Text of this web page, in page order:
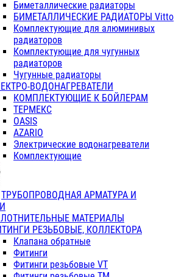
Биметаллические радиаторы
БИМЕТАЛЛИЧЕСКИЕ РАДИАТОРЫ Vitto
Комплектующие для алюминивых
радиаторов
Комплектующие для чугунных
радиаторов
Чугунные радиаторы
ВОДОНАГРЕВАТЕЛИ
КОМПЛЕКТУЮЩИЕ К БОЙЛЕРАМ
ТЕРМЕКС
OASIS
AZARIO
Электрические водонагреватели
Комплектующие
ТРУБОПРОВОДНАЯ АРМАТУРА И
МАТЕРИАЛЫ
РЕЗЬБОВЫЕ, КОЛЛЕКТОРА
Клапана обратные
Фитинги
Фитинги резьбовые VT